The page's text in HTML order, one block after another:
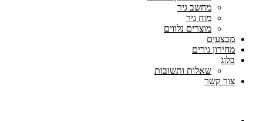
מחשב גיר
מוח גיר
מוצרים נלווים
מבצעים
מחירון גירים
בלוג
שאלות ותשובות
צור קשר